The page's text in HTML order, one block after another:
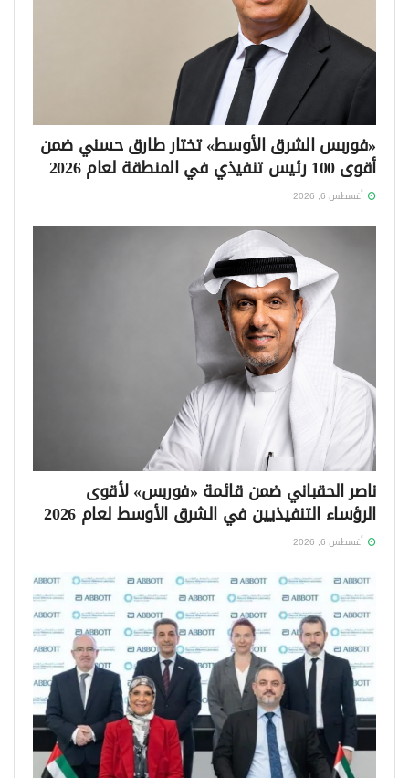
«فوربس الشرق الأوسط» تختار طارق حسني ضمن
أقوى 100 رئيس تنفيذي في المنطقة لعام 2026
أغسطس 6, 2026
ناصر الحقباني ضمن قائمة «فوربس» لأقوى
الرؤساء التنفيذيين في الشرق الأوسط لعام 2026
أغسطس 6, 2026